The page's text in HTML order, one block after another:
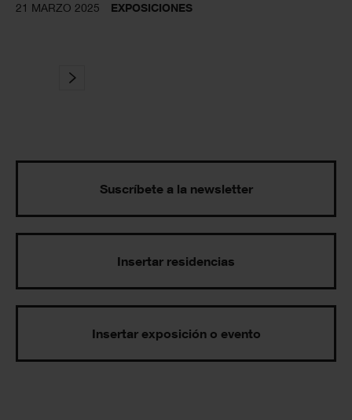
21 MARZO 2025 EXPOSICIONES
Suscríbete a la newsletter
Insertar residencias
Insertar exposición o evento